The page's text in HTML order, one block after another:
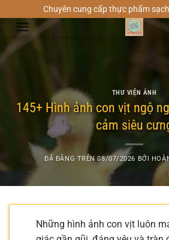
đến
dung
Chuyên cung cấp thực phẩm
THƯ VIỆN ẢNH
145+ Hình ảnh con vịt ngộ
cảm siêu
ĐÃ ĐĂNG TRÊN08/07/2026 BỞI
Những hình ảnh con vịt luôn